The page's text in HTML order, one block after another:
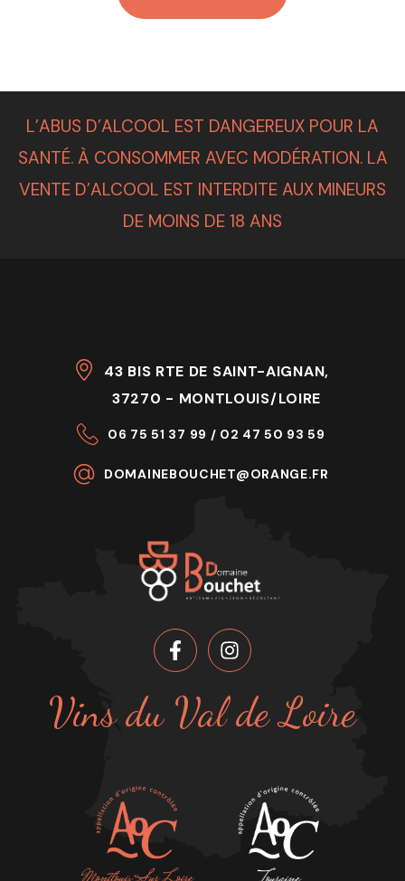
L’ABUS D’ALCOOL EST DANGEREUX POUR LA
SANTÉ. À CONSOMMER AVEC MODÉRATION. LA
VENTE D’ALCOOL EST INTERDITE AUX MINEURS
DE MOINS DE 18 ANS
43 BIS RTE DE SAINT-AIGNAN,
37270 - MONTLOUIS/LOIRE
06 75 51 37 99 / 02 47 50 93 59
DOMAINEBOUCHET@ORANGE.FR
Vins du Val de Loire